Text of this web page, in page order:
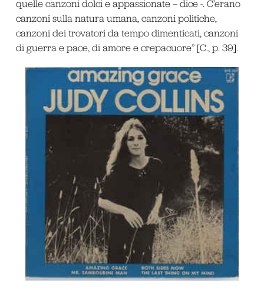
quelle canzoni dolci e appassionate – dice -. C’erano
canzoni sulla natura umana, canzoni politiche,
canzoni dei trovatori da tempo dimenticati, canzoni
di guerra e pace, di amore e crepacuore” [C., p. 39].